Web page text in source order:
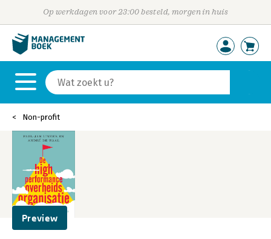
Op werkdagen voor 23:00 besteld, morgen in huis
Non-profit
Preview